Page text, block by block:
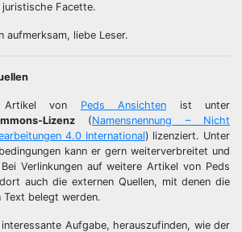
Facette.
aufmerksam, liebe Leser.
Artikel von Peds Ansichten ist unter
Lizenz(Namensnennung – Nicht
4.0 International) lizenziert. Unter
kann er gern weiterverbreitet und
Verlinkungen auf weitere Artikel von Peds
auch die externen Quellen, mit denen die
Text belegt werden.
Aufgabe, herauszufinden, wie der